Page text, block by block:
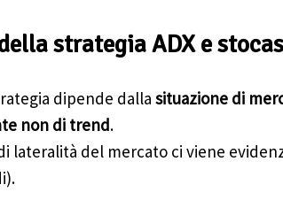
strategia ADX e
dipende dalla situazione di
non di trend.
lateralità del mercato ci viene